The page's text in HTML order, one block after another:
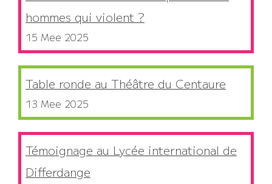
hommes qui violent ?
15 Mee 2025
Table ronde au Théâtre du Centaure
13 Mee 2025
Témoignage au Lycée international de
Differdange